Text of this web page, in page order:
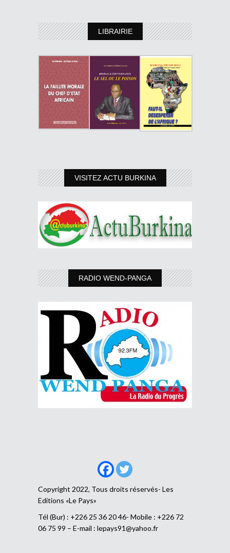
LIBRAIRIE
VISITEZ ACTU BURKINA
RADIO WEND-PANGA
Copyright 2022, Tous droits réservés- Les
Editions «Le Pays»
Tél (Bur) : +226 25 36 20 46- Mobile : +226 72
06 75 99 – E-mail : lepays91@yahoo.fr